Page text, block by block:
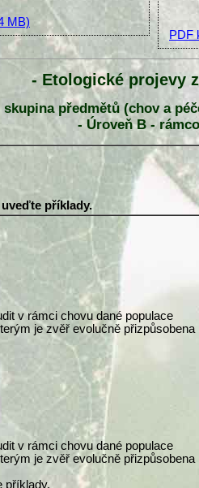
MB)
PDF
- Etologické projevy
skupina předmětů (chov a
- Úroveň B -
příklady.
v rámci chovu dané populace
je zvěř evolučně přizpůsobena
v rámci chovu dané populace
je zvěř evolučně přizpůsobena
příklady.